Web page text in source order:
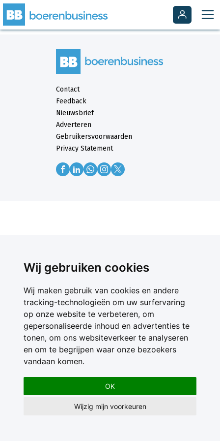
Wij gebruiken cookies
Wij maken gebruik van cookies en andere
tracking-technologieën om uw surfervaring
op onze website te verbeteren, om
gepersonaliseerde inhoud en advertenties te
tonen, om ons websiteverkeer te analyseren
en om te begrijpen waar onze bezoekers
vandaan komen.
OK
Wijzig mijn voorkeuren
Contact
Feedback
Nieuwsbrief
Adverteren
Gebruikersvoorwaarden
Privacy Statement